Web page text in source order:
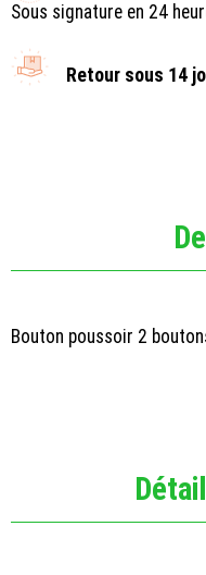
Sous signature en 24
Retour sous 14
Bouton poussoir 2